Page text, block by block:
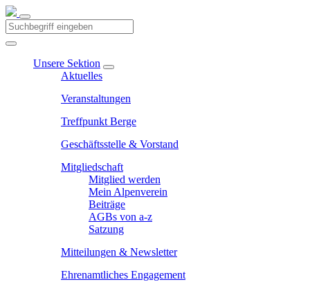
Unsere Sektion
Aktuelles
Veranstaltungen
Treffpunkt Berge
Geschäftsstelle & Vorstand
Mitgliedschaft
Mitglied werden
Mein Alpenverein
Beiträge
AGBs von a-z
Satzung
Mitteilungen & Newsletter
Ehrenamtliches Engagement